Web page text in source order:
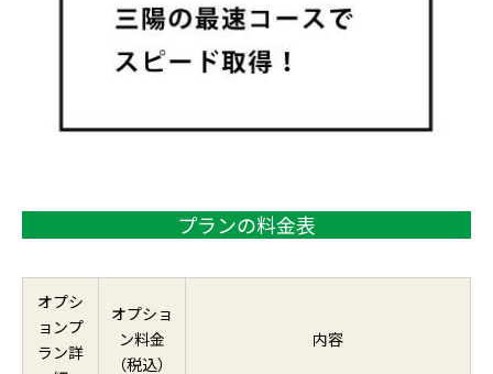
プランの料金表
オプシ
ョンプ
ラン詳
オプショ
ン料金
（税込）
内容